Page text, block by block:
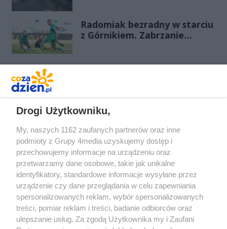
Radomiak bezradny w starciu
z Górnikiem. Zabrzanie
Redakcja Reklama Prywatność
Praca Łódź
the:protocol
Drogi Użytkowniku,
My, naszych 1162 zaufanych partnerów oraz inne
podmioty z Grupy 4media uzyskujemy dostęp i
przechowujemy informacje na urządzeniu oraz
przetwarzamy dane osobowe, takie jak unikalne
identyfikatory, standardowe informacje wysyłane przez
urządzenie czy dane przeglądania w celu zapewniania
spersonalizowanych reklam, wybór spersonalizowanych
treści, pomiar reklam i treści, badanie odbiorców oraz
ulepszanie usług. Za zgodą Użytkownika my i Zaufani